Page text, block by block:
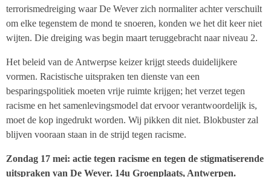
terrorismedreiging waar De Wever zich normaliter achter verschuilt
om elke tegenstem de mond te snoeren, konden we het dit keer niet
wijten. Die dreiging was begin maart teruggebracht naar niveau 2.
Het beleid van de Antwerpse keizer krijgt steeds duidelijkere
vormen. Racistische uitspraken ten dienste van een
besparingspolitiek moeten vrije ruimte krijgen; het verzet tegen
racisme en het samenlevingsmodel dat ervoor verantwoordelijk is,
moet de kop ingedrukt worden. Wij pikken dit niet. Blokbuster zal
blijven vooraan staan in de strijd tegen racisme.
Zondag 17 mei: actie tegen racisme en tegen de stigmatiserende
uitspraken van De Wever. 14u Groenplaats, Antwerpen.